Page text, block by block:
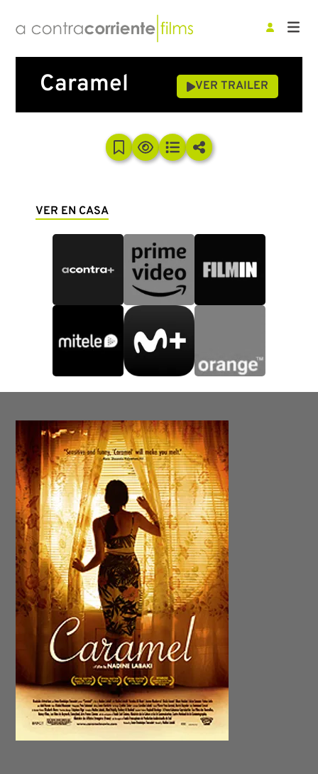
Caramel VER TRAILER
VER EN CASA